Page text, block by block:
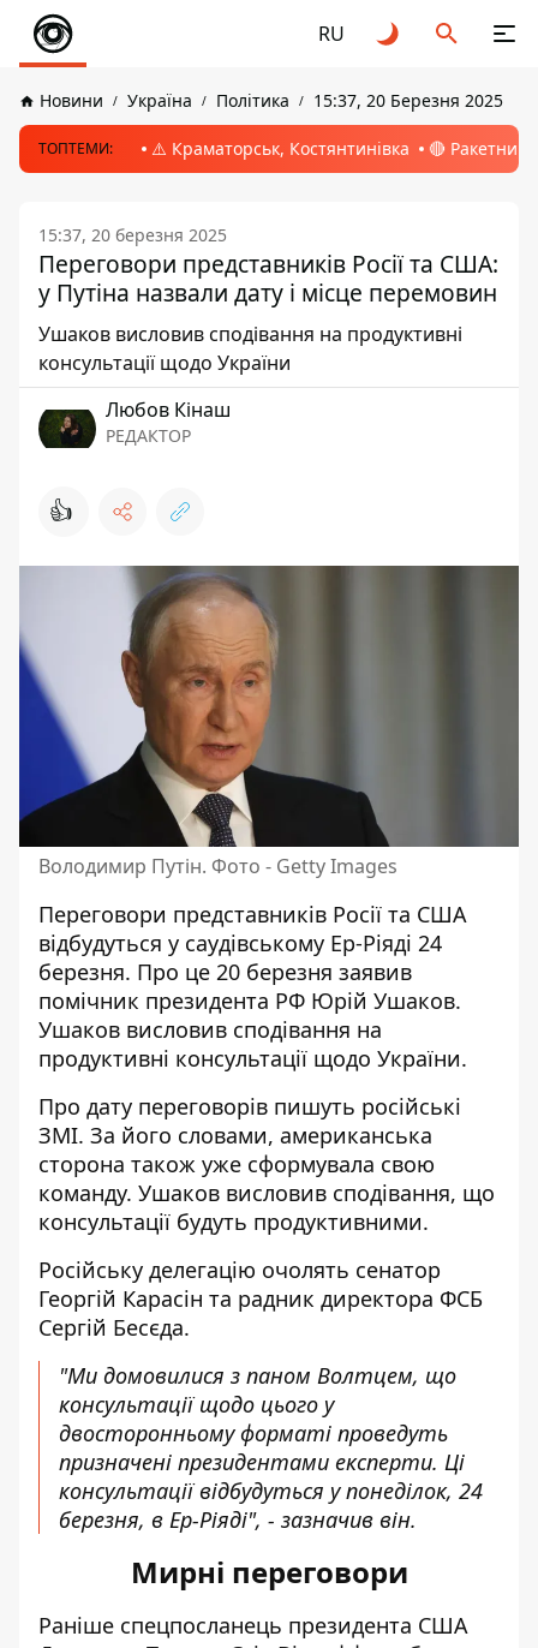
RU
Новини Україна Політика 15:37, 20 Березня 2025
ТОПТЕМИ: ⚠️ Краматорськ, Костянтинівка 🔴 Ракетний
15:37, 20 березня 2025
Переговори представників Росії та США:
у Путіна назвали дату і місце перемовин
Ушаков висловив сподівання на продуктивні
консультації щодо України
Любов Кінаш
РЕДАКТОР
👍
Володимир Путін. Фото - Getty Images
Переговори представників Росії та США
відбудуться у саудівському Ер-Ріяді 24
березня. Про це 20 березня заявив
помічник президента РФ Юрій Ушаков.
Ушаков висловив сподівання на
продуктивні консультації щодо України.
Про дату переговорів пишуть російські
ЗМІ. За його словами, американська
сторона також уже сформувала свою
команду. Ушаков висловив сподівання, що
консультації будуть продуктивними.
Російську делегацію очолять сенатор
Георгій Карасін та радник директора ФСБ
Сергій Бесєда.
"Ми домовилися з паном Волтцем, що
консультації щодо цього у
двосторонньому форматі проведуть
призначені президентами експерти. Ці
консультації відбудуться у понеділок, 24
березня, в Ер-Ріяді", - зазначив він.
Мирні переговори
Раніше спецпосланець президента США